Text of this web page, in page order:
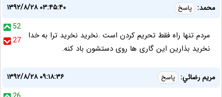
محمد: پاسخ
۱۳۹۲/۸/۲۸ ۰۳:۴۵:۴۰
52
27
مردم تنها راه فقط تحریم کردن است .نخرید نخرید ترا به خدا
نخرید بذارین این گاری ها روی دستشون باد کنه.
مريم رضائي: پاسخ
۱۳۹۲/۸/۲۸ ۰۹:۱۸:۳۶